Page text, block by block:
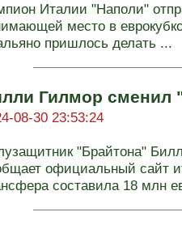
Италии "Наполи"
место в
пришлось делать ...
Гилмор сменил
08-30 23:53:24
"Брайтона"
официальный сайт
составила 18 млн